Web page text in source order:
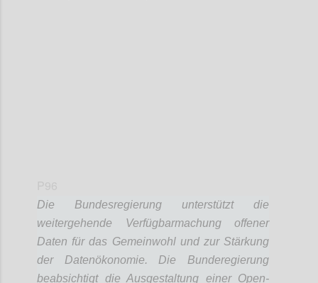
Die Bundesregierung unterstützt die
weitergehende Verfügbarmachung offener
Daten für das Gemeinwohl und zur Stärkung
der Datenökonomie. Die Bunderegierung
beabsichtigt die Ausgestaltung einer Open-